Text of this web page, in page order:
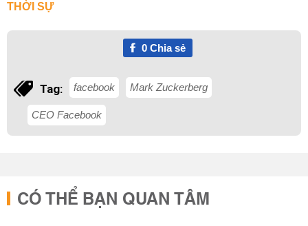
THỜI SỰ
0Chia sẻ
Tag: facebook Mark Zuckerberg
CEO Facebook
CÓ THỂ BẠN QUAN TÂM